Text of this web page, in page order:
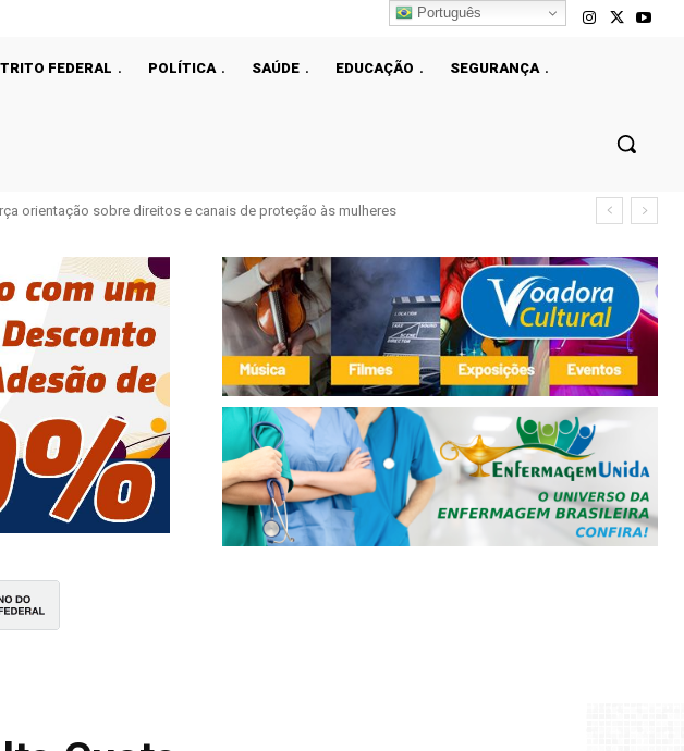
FEDERAL POLÍTICA SAÚDE EDUCAÇÃO
SEGURANÇA
orientação sobre direitos e canais de proteção às mulheres
Português